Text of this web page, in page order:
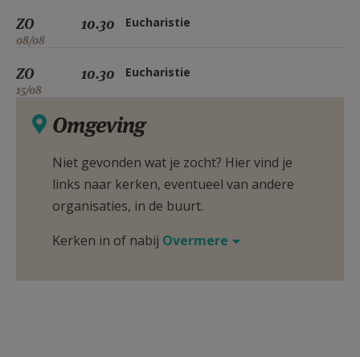
ZO
08/08
10.30 Eucharistie
ZO
15/08
10.30 Eucharistie
Omgeving
Niet gevonden wat je zocht? Hier vind je
links naar kerken, eventueel van andere
organisaties, in de buurt.
Kerken in of nabij Overmere